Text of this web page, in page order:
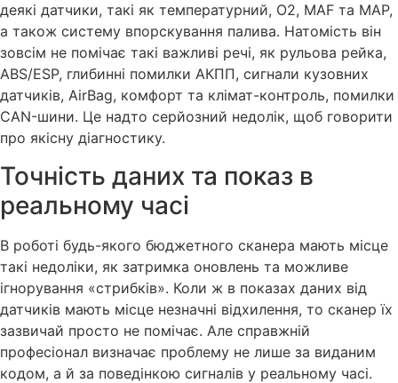
деякі датчики, такі як температурний, О2, MAF та MAP,
а також систему впорскування палива. Натомість він
зовсім не помічає такі важливі речі, як рульова рейка,
ABS/ESP, глибинні помилки АКПП, сигнали кузовних
датчиків, AirBag, комфорт та клімат-контроль, помилки
CAN-шини. Це надто серйозний недолік, щоб говорити
про якісну діагностику.
Точність даних та показ в
реальному часі
В роботі будь-якого бюджетного сканера мають місце
такі недоліки, як затримка оновлень та можливе
ігнорування «стрибків». Коли ж в показах даних від
датчиків мають місце незначні відхилення, то сканер їх
зазвичай просто не помічає. Але справжній
професіонал визначає проблему не лише за виданим
кодом, а й за поведінкою сигналів у реальному часі.